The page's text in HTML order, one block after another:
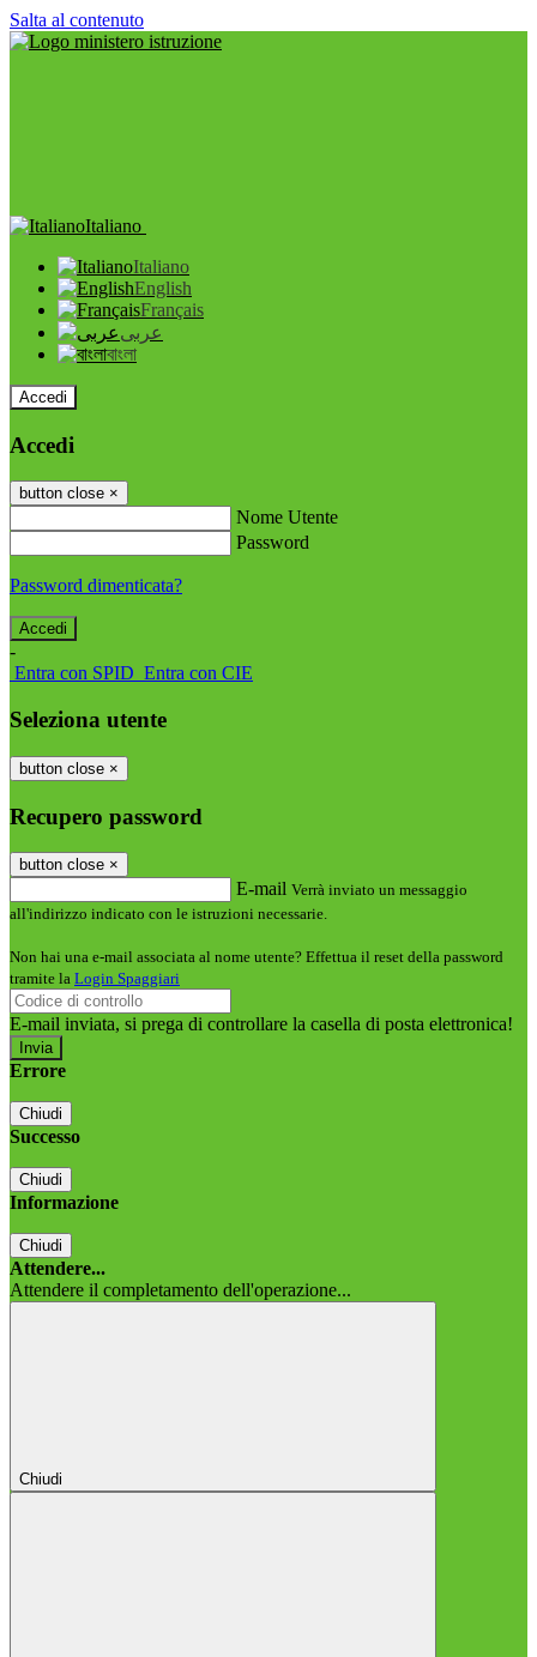
Salta al contenuto
Italiano
Italiano
English
Français
عربى
বাংলা
Accedi
Accedi
button close ×
Nome Utente
Password
Password dimenticata?
-
Entra con SPID Entra con CIE
Seleziona utente
button close ×
Recupero password
button close ×
E-mail Verrà inviato un messaggio
all'indirizzo indicato con le istruzioni necessarie.
Non hai una e-mail associata al nome utente? Effettua il reset della password
tramite la Login Spaggiari
E-mail inviata, si prega di controllare la casella di posta elettronica!
Errore
Chiudi
Successo
Chiudi
Informazione
Chiudi
Attendere...
Attendere il completamento dell'operazione...
Chiudi